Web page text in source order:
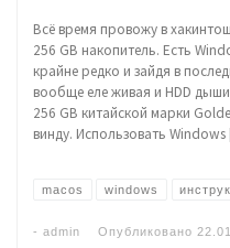
Всё время провожу в
256 GB накопитель. Есть
крайне редко и зайдя в
вообще еле живая и HDD
256 GB китайской марки
винду. Использовать
macos windows
- admin Опубликовано